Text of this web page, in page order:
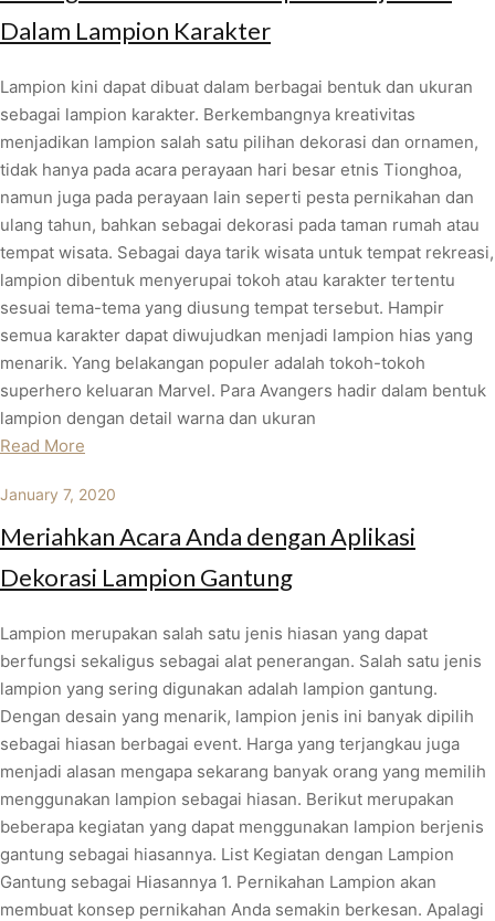
Dalam Lampion Karakter
Lampion kini dapat dibuat dalam berbagai bentuk dan ukuran
sebagai lampion karakter. Berkembangnya kreativitas
menjadikan lampion salah satu pilihan dekorasi dan ornamen,
tidak hanya pada acara perayaan hari besar etnis Tionghoa,
namun juga pada perayaan lain seperti pesta pernikahan dan
ulang tahun, bahkan sebagai dekorasi pada taman rumah atau
tempat wisata. Sebagai daya tarik wisata untuk tempat rekreasi,
lampion dibentuk menyerupai tokoh atau karakter tertentu
sesuai tema-tema yang diusung tempat tersebut. Hampir
semua karakter dapat diwujudkan menjadi lampion hias yang
menarik. Yang belakangan populer adalah tokoh-tokoh
superhero keluaran Marvel. Para Avangers hadir dalam bentuk
lampion dengan detail warna dan ukuran
Read More
January 7, 2020
Meriahkan Acara Anda dengan Aplikasi
Dekorasi Lampion Gantung
Lampion merupakan salah satu jenis hiasan yang dapat
berfungsi sekaligus sebagai alat penerangan. Salah satu jenis
lampion yang sering digunakan adalah lampion gantung.
Dengan desain yang menarik, lampion jenis ini banyak dipilih
sebagai hiasan berbagai event. Harga yang terjangkau juga
menjadi alasan mengapa sekarang banyak orang yang memilih
menggunakan lampion sebagai hiasan. Berikut merupakan
beberapa kegiatan yang dapat menggunakan lampion berjenis
gantung sebagai hiasannya. List Kegiatan dengan Lampion
Gantung sebagai Hiasannya 1. Pernikahan Lampion akan
membuat konsep pernikahan Anda semakin berkesan. Apalagi